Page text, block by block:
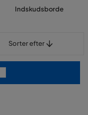
Indskudsborde
Sorter efter